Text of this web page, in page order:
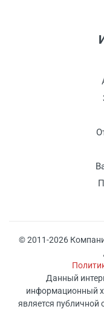
© 2011-2026
Данный
информационный
является